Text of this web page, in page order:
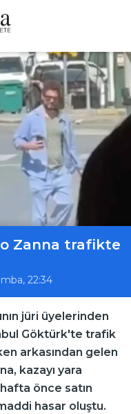
Zanna trafikte
22:34
jüri üyelerinden
Göktürk'te trafik
arkasından gelen
kazayı yara
önce satın
hasar oluştu.